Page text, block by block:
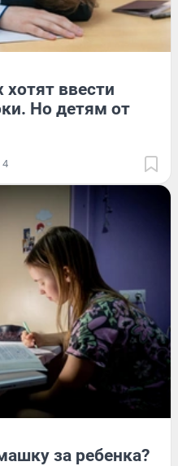
ввести
Но детям от
4
за ребенка?